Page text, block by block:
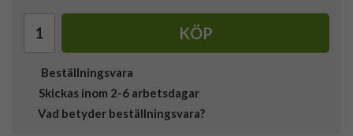
KÖP
Beställningsvara
Skickas inom 2-6 arbetsdagar
Vad betyder beställningsvara?